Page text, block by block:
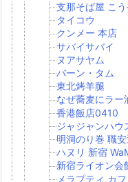
支那そば屋 こ
タイコウ
クンメー 本店
サバイサバイ
ヌアサヤム
バーン・タム
東北烤羊腿
なぜ蕎麦にラー
香港飯店0410
ジャジャンハウ
明洞のり巻 職
ハヌリ 新宿
新宿ライオン会
メラプティ カフ